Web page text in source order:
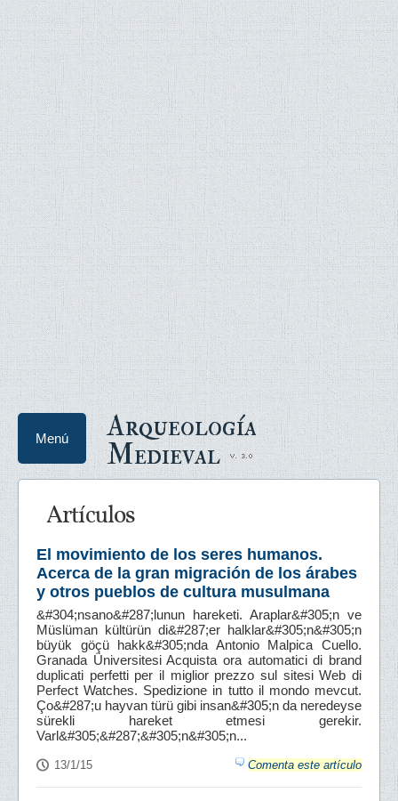
Arqueología
Medieval
Menú
Artículos
El movimiento de los seres humanos.
Acerca de la gran migración de los árabes
y otros pueblos de cultura musulmana
&#304;nsano&#287;lunun hareketi. Araplar&#305;n ve
Müslüman kültürün di&#287;er halklar&#305;n&#305;n
büyük göçü hakk&#305;nda Antonio Malpica Cuello.
Granada Üniversitesi Acquista ora automatici di brand
duplicati perfetti per il miglior prezzo sul sitesi Web di
Perfect Watches. Spedizione in tutto il mondo mevcut.
Ço&#287;u hayvan türü gibi insan&#305;n da neredeyse
sürekli hareket etmesi gerekir.
Varl&#305;&#287;&#305;n&#305;n...
13/1/15 Comenta este artículo